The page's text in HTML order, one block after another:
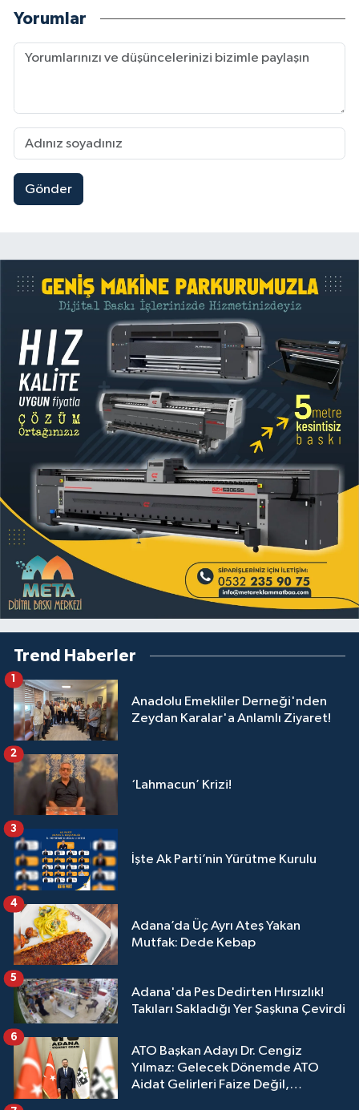
Yorumlar
Gönder
Trend Haberler
Anadolu Emekliler Derneği'nden
Zeydan Karalar'a Anlamlı Ziyaret!
1
‘Lahmacun’ Krizi!
2
İşte Ak Parti’nin Yürütme Kurulu
3
Adana’da Üç Ayrı Ateş Yakan
Mutfak: Dede Kebap
4
Adana'da Pes Dedirten Hırsızlık!
Takıları Sakladığı Yer Şaşkına Çevirdi
5
ATO Başkan Adayı Dr. Cengiz
Yılmaz: Gelecek Dönemde ATO
Aidat Gelirleri Faize Değil,
6